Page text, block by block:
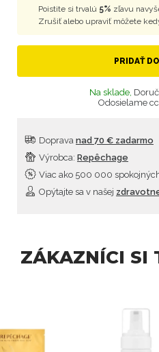
Poistite si trvalú 5% zľavu
Zrušiť alebo upraviť môžete
PRIDAŤ
Na sklade,
Odosielame
Doprava nad 70 € zadarmo
Viac ako 500 000
Výrobca: Repêchage
Opýtajte sa v našej
ZÁKAZNÍCI SI